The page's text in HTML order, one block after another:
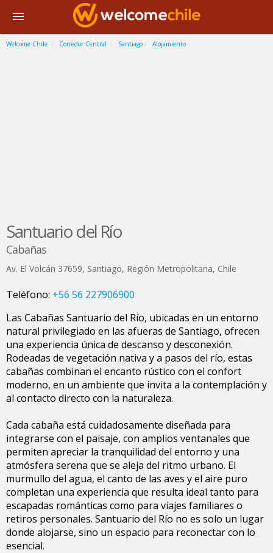
Welcome Chile Corredor Central Santiago Alojamiento
Santuario del Río
Cabañas
Av. El Volcán 37659, Santiago, Región Metropolitana, Chile
Teléfono: +56 56 227906900
Las Cabañas Santuario del Río, ubicadas en un entorno
natural privilegiado en las afueras de Santiago, ofrecen
una experiencia única de descanso y desconexión.
Rodeadas de vegetación nativa y a pasos del río, estas
cabañas combinan el encanto rústico con el confort
moderno, en un ambiente que invita a la contemplación y
al contacto directo con la naturaleza.
Cada cabaña está cuidadosamente diseñada para
integrarse con el paisaje, con amplios ventanales que
permiten apreciar la tranquilidad del entorno y una
atmósfera serena que se aleja del ritmo urbano. El
murmullo del agua, el canto de las aves y el aire puro
completan una experiencia que resulta ideal tanto para
escapadas románticas como para viajes familiares o
retiros personales. Santuario del Río no es solo un lugar
donde alojarse, sino un espacio para reconectar con lo
esencial.